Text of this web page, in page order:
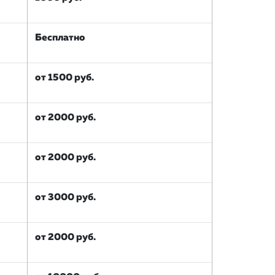
Бесплатно
от 1500 руб.
от 2000 руб.
от 2000 руб.
от 3000 руб.
от 2000 руб.